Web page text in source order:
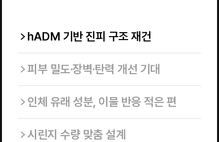
hADM 기반 진피 구조 재건
피부 밀도·장벽·탄력 개선 기대
인체 유래 성분, 이물 반응 적은 편
시린지 수량 맞춤 설계